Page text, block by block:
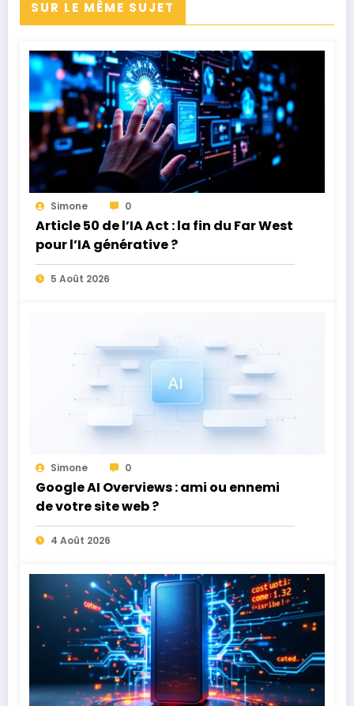
SUR LE MÊME SUJET
Simone 0
Article 50 de l’IA Act : la fin du Far West
pour l’IA générative ?
5 Août 2026
Simone 0
Google AI Overviews : ami ou ennemi
de votre site web ?
4 Août 2026